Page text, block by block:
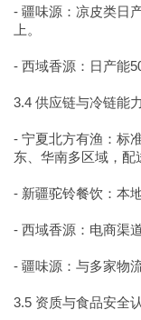
- 疆味源：凉皮类日
上。
- 西域香源：日产能
3.4 供应链与冷链能力
- 宁夏北方有渔：标
东、华南多区域，配
- 新疆驼铃餐饮：本
- 西域香源：电商渠
- 疆味源：与多家物
3.5 资质与食品安全